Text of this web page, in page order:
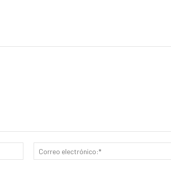
Nombre:*